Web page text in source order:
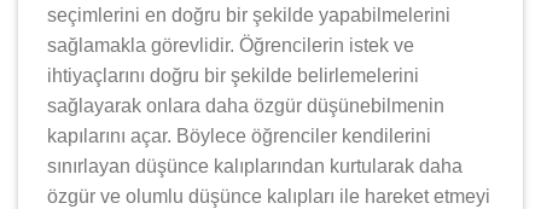
seçimlerini en doğru bir şekilde yapabilmelerini
sağlamakla görevlidir. Öğrencilerin istek ve
ihtiyaçlarını doğru bir şekilde belirlemelerini
sağlayarak onlara daha özgür düşünebilmenin
kapılarını açar. Böylece öğrenciler kendilerini
sınırlayan düşünce kalıplarından kurtularak daha
özgür ve olumlu düşünce kalıpları ile hareket etmeyi